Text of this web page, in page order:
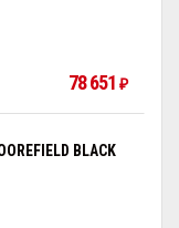
78 651 ₽
BLACK